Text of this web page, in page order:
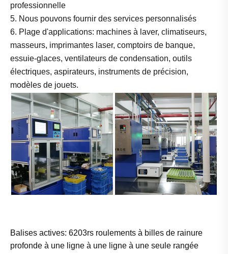
professionnelle
5. Nous pouvons fournir des services personnalisés
6. Plage d'applications: machines à laver, climatiseurs,
masseurs, imprimantes laser, comptoirs de banque,
essuie-glaces, ventilateurs de condensation, outils
électriques, aspirateurs, instruments de précision,
modèles de jouets.
Balises actives: 6203rs roulements à billes de rainure
profonde à une ligne à une ligne à une seule rangée